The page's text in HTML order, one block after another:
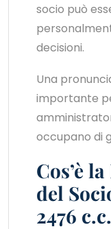
socio può
decisioni.
Una
importante
occupano di
Cos’è
del
2476 c.c.